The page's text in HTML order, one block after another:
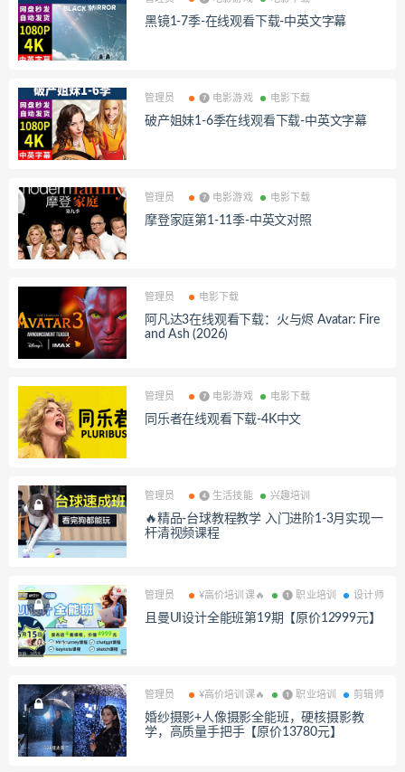
黑镜1-7季-在线观看下载-中英文字幕
管理员 ❼ 电影游戏 电影下载
破产姐妹1-6季在线观看下载-中英文字幕
管理员 ❼ 电影游戏 电影下载
摩登家庭第1-11季-中英文对照
管理员 电影下载
阿凡达3在线观看下载：火与烬 Avatar: Fire
and Ash (2026)
管理员 ❼ 电影游戏 电影下载
同乐者在线观看下载-4K中文
管理员 ❹ 生活技能 兴趣培训
🔥精品-台球教程教学 入门进阶1-3月实现一
杆清视频课程
管理员 ¥高价培训课🔥 ❶ 职业培训 设计师
且曼UI设计全能班第19期【原价12999元】
管理员 ¥高价培训课🔥 ❶ 职业培训 剪辑师
婚纱摄影+人像摄影全能班，硬核摄影教
学，高质量手把手【原价13780元】